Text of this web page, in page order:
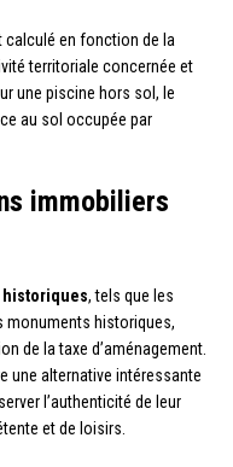
calculé en fonction de la
territoriale concernée et
une piscine hors sol, le
au sol occupée par
immobiliers
, tels que les
monuments historiques,
de la taxe d’aménagement.
une alternative intéressante
l’authenticité de leur
et de loisirs.